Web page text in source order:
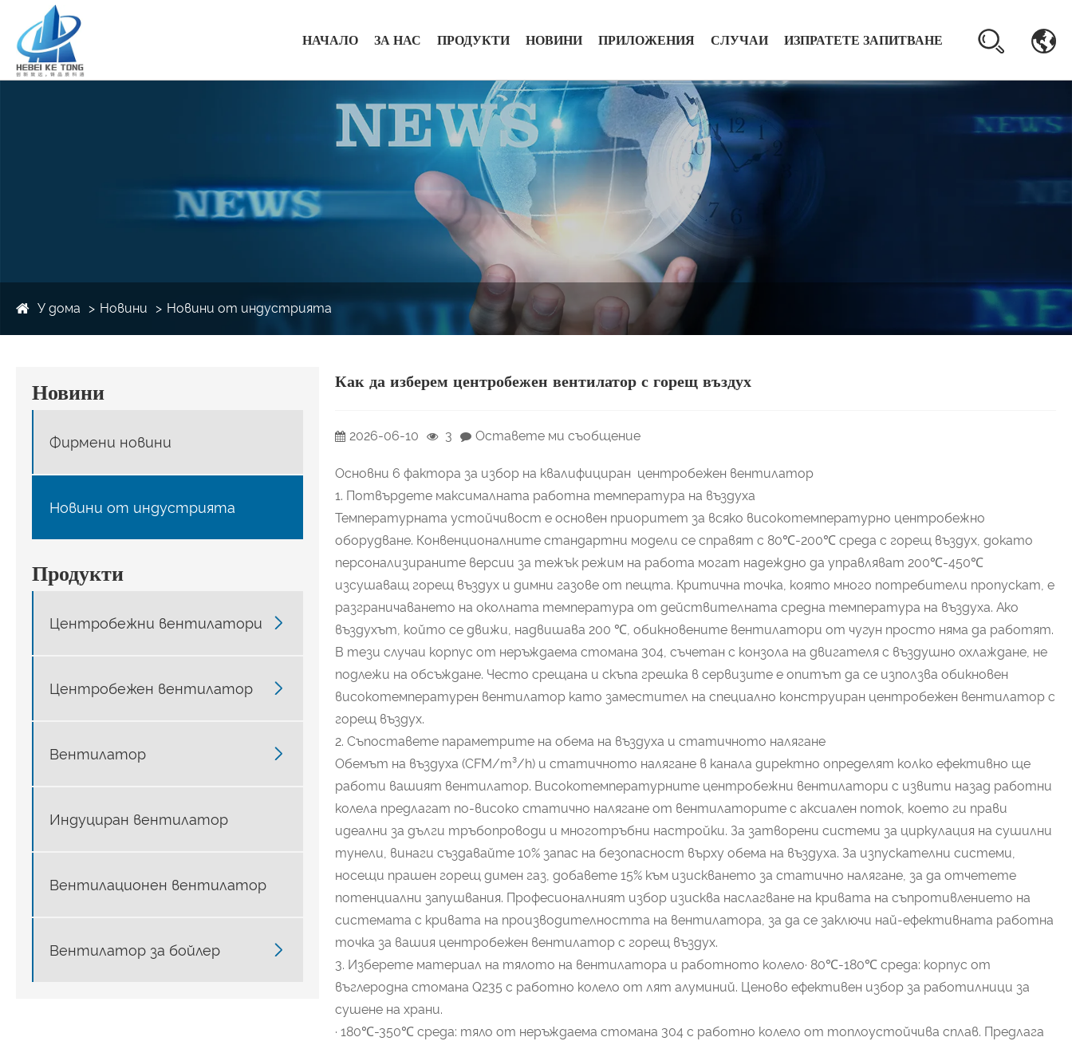
НАЧАЛО ЗА НАС ПРОДУКТИ НОВИНИ ПРИЛОЖЕНИЯ СЛУЧАИ ИЗПРАТЕТЕ ЗАПИТВАНЕ
У дома Новини Новини от индустрията
Новини
Фирмени новини
Новини от индустрията
Продукти
Центробежни вентилатори 
Центробежен вентилатор 
Вентилатор 
Индуциран вентилатор
Вентилационен вентилатор
Вентилатор за бойлер 
Как да изберем центробежен вентилатор с горещ въздух
2026-06-10 3 Оставете ми съобщение
Основни 6 фактора за избор на квалифициран центробежен вентилатор
1. Потвърдете максималната работна температура на въздуха
Температурната устойчивост е основен приоритет за всяко високотемпературно центробежно
оборудване. Конвенционалните стандартни модели се справят с 80℃-200℃ среда с горещ въздух, докато
персонализираните версии за тежък режим на работа могат надеждно да управляват 200℃-450℃
изсушаващ горещ въздух и димни газове от пещта. Критична точка, която много потребители пропускат, е
разграничаването на околната температура от действителната средна температура на въздуха. Ако
въздухът, който се движи, надвишава 200 ℃, обикновените вентилатори от чугун просто няма да работят.
В тези случаи корпус от неръждаема стомана 304, съчетан с конзола на двигателя с въздушно охлаждане, не
подлежи на обсъждане. Често срещана и скъпа грешка в сервизите е опитът да се използва обикновен
високотемпературен вентилатор като заместител на специално конструиран центробежен вентилатор с
горещ въздух.
2. Съпоставете параметрите на обема на въздуха и статичното налягане
Обемът на въздуха (CFM/m³/h) и статичното налягане в канала директно определят колко ефективно ще
работи вашият вентилатор. Високотемпературните центробежни вентилатори с извити назад работни
колела предлагат по-високо статично налягане от вентилаторите с аксиален поток, което ги прави
идеални за дълги тръбопроводи и многотръбни настройки. За затворени системи за циркулация на сушилни
тунели, винаги създавайте 10% запас на безопасност върху обема на въздуха. За изпускателни системи,
носещи прашен горещ димен газ, добавете 15% към изискването за статично налягане, за да отчетете
потенциални запушвания. Професионалният избор изисква наслагване на кривата на съпротивлението на
системата с кривата на производителността на вентилатора, за да се заключи най-ефективната работна
точка за вашия центробежен вентилатор с горещ въздух.
3. Изберете материал на тялото на вентилатора и работното колело· 80℃-180℃ среда: корпус от
въглеродна стомана Q235 с работно колело от лят алуминий. Ценово ефективен избор за работилници за
сушене на храни.
· 180℃-350℃ среда: тяло от неръждаема стомана 304 с работно колело от топлоустойчива сплав. Предлага